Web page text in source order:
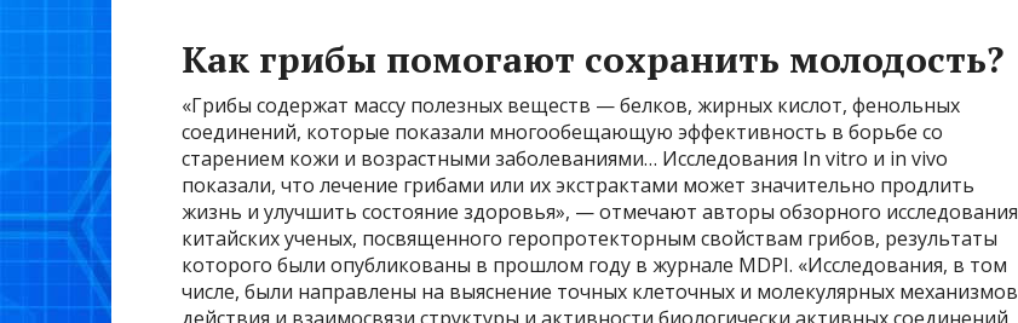
Как грибы помогают сохранить молодость?
«Грибы содержат массу полезных веществ — белков, жирных кислот, фенольных
соединений, которые показали многообещающую эффективность в борьбе со
старением кожи и возрастными заболеваниями… Исследования In vitro и in vivo
показали, что лечение грибами или их экстрактами может значительно продлить
жизнь и улучшить состояние здоровья», — отмечают авторы обзорного исследования
китайских ученых, посвященного геропротекторным свойствам грибов, результаты
которого были опубликованы в прошлом году в журнале MDPI. «Исследования, в том
числе, были направлены на выяснение точных клеточных и молекулярных механизмов